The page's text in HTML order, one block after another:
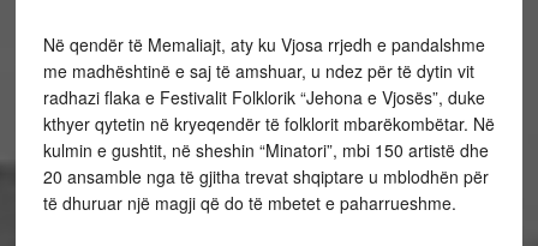
Në qendër të Memaliajt, aty ku Vjosa rrjedh e pandalshme
me madhështinë e saj të amshuar, u ndez për të dytin vit
radhazi flaka e Festivalit Folklorik “Jehona e Vjosës”, duke
kthyer qytetin në kryeqendër të folklorit mbarëkombëtar. Në
kulmin e gushtit, në sheshin “Minatori”, mbi 150 artistë dhe
20 ansamble nga të gjitha trevat shqiptare u mblodhën për
të dhuruar një magji që do të mbetet e paharrueshme.